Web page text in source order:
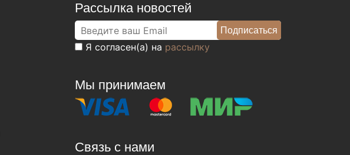
Рассылка новостей
Я согласен(а) на рассылку
Мы принимаем
Связь с нами